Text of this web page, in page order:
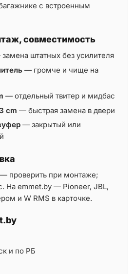
с встроенным
совместимость
штатных без усилителя
— громче и чище на
— отдельный твитер и мидбас
cm — быстрая замена в двери
— закрытый или
проверить при монтаже;
На emmet.by — Pioneer, JBL,
и W RMS в карточке.
и по РБ